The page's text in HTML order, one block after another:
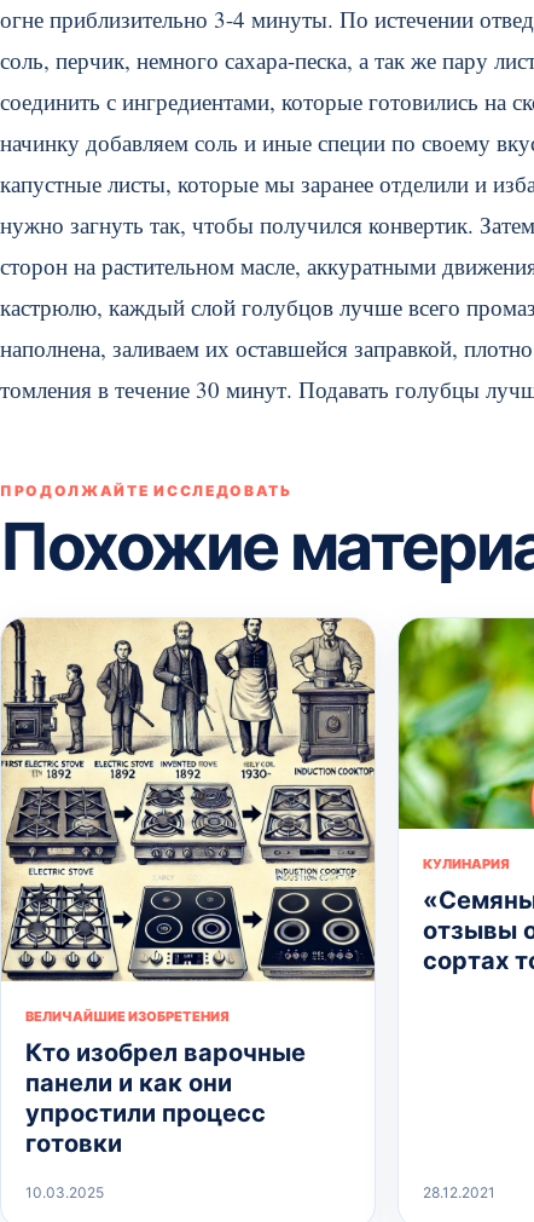
огне приблизительно 3-4 минуты. По истечении
соль, перчик, немного сахара-песка, а так же пару
соединить с ингредиентами, которые готовились на
начинку добавляем соль и иные специи по своему
капустные листы, которые мы заранее отделили и
нужно загнуть так, чтобы получился конвертик.
сторон на растительном масле, аккуратными
кастрюлю, каждый слой голубцов лучше всего
наполнена, заливаем их оставшейся заправкой,
томления в течение 30 минут. Подавать голубцы
ПРОДОЛЖАЙТЕ ИССЛЕДОВАТЬ
Похожие
ВЕЛИЧАЙШИЕ ИЗОБРЕТЕНИЯ
Кто изобрел варочные
панели и как они
упростили процесс
готовки
10.03.2025
КУЛИНАРИЯ
отзывы
сортах
28.12.2021